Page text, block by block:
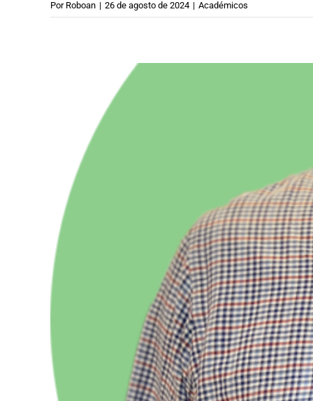
Por Roboan | 26 de agosto de 2024 | Académicos